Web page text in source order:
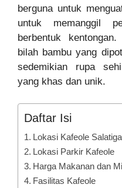
berguna untuk
untuk memanggil
berbentuk
bilah bambu yang
sedemikian rupa
yang khas dan unik.
Daftar Isi
Lokasi Kafeole Salatiga
Lokasi Parkir Kafeole
Harga Makanan dan
Fasilitas Kafeole